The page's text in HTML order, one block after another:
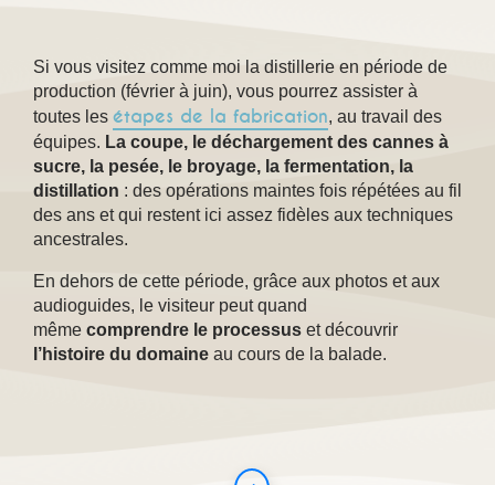
Si vous visitez comme moi la distillerie en période de
production (février à juin), vous pourrez assister à
toutes les étapes de la fabrication, au travail des
équipes. La coupe, le déchargement des cannes à
sucre, la pesée, le broyage, la fermentation, la
distillation : des opérations maintes fois répétées au fil
des ans et qui restent ici assez fidèles aux techniques
ancestrales.
En dehors de cette période, grâce aux photos et aux
audioguides, le visiteur peut quand
même comprendre le processus et découvrir
l’histoire du domaine au cours de la balade.